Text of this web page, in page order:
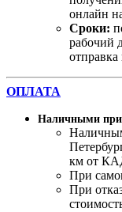
онлайн
Сроки:
рабочий
отправка
ОПЛАТА
Наличными при
км от
При
При